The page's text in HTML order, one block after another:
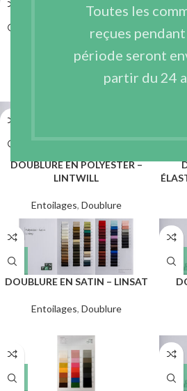
Toutes les
reçues
période seront
partir du 24
LINACET
Doublure
DOUBLURE EN POLYESTER –
LINTWILL
Entoilages, Doublure
DOUBLURE EN SATIN – LINSAT
Entoilages, Doublure